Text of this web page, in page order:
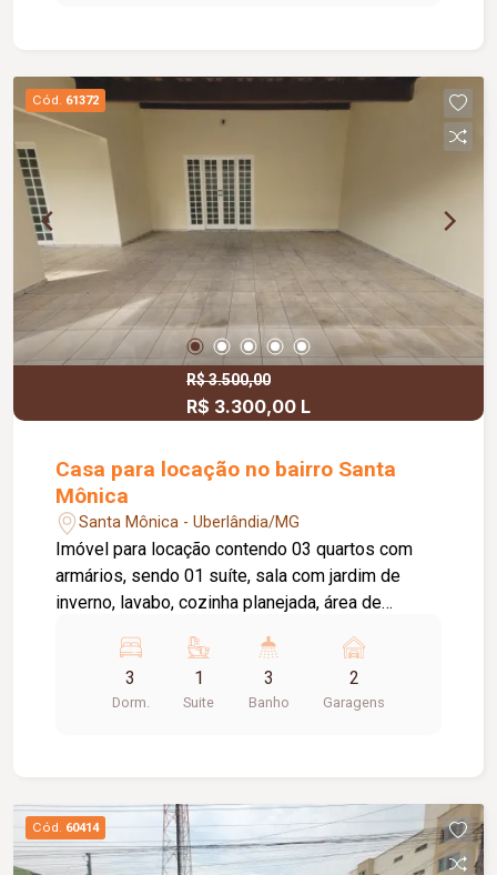
Cód. 61372
R$ 3.500,00
R$ 3.300,00 L
Casa para locação no bairro Santa
Mônica
Santa Mônica - Uberlândia/MG
Imóvel para locação contendo 03 quartos com
armários, sendo 01 suíte, sala com jardim de
inverno, lavabo, cozinha planejada, área de
banheiro externo, cômodo de despejo e 02 vagas
de garagem. O imóvel conta ainda com portão e
porteiro eletrônico, sistema de câmeras de
3
Dorm.
1
Suite
3
Banho
2
Garagens
Cód. 60414